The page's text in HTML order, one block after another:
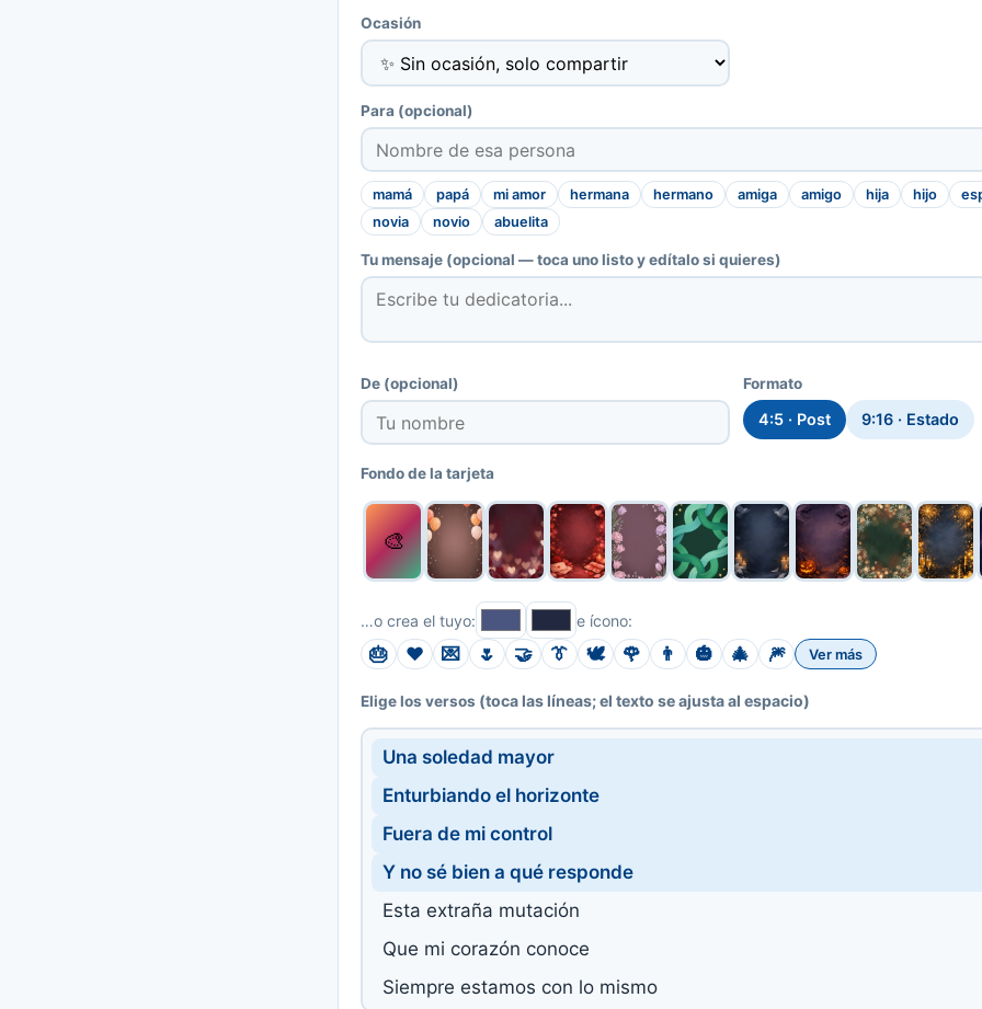
Ocasión
Para (opcional)
mamá papá mi amor hermana hermano amiga amigo hija hijo
novia
novio abuelita
Tu mensaje (opcional — toca uno listo y edítalo si quieres)
De (opcional) Formato
4:5 · Post 9:16 · Estado
Fondo de la tarjeta
🎨
…o crea el tuyo: e ícono:
🎂 ❤️ 💌 🌷 🤝 👔 🕊️ 🌹 👨 🎃 🎄 🎆 Ver más
Elige los versos (toca las líneas; el texto se ajusta al espacio)
Una soledad mayor
Enturbiando el horizonte
Fuera de mi control
Y no sé bien a qué responde
Esta extraña mutación
Que mi corazón conoce
Siempre estamos con lo mismo